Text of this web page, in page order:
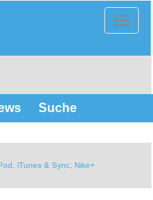
Suche
iTunes & Sync, Nike+